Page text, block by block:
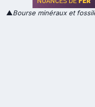
▲Bourse minéraux et